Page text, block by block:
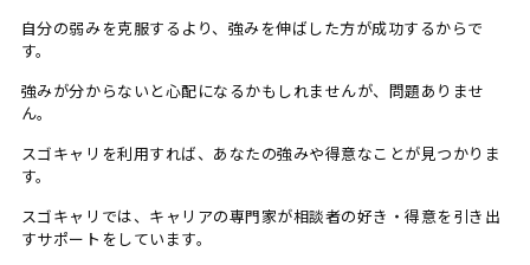
自分の弱みを克服するより、強みを伸ばした方が成功するからで
す。
強みが分からないと心配になるかもしれませんが、問題ありませ
ん。
スゴキャリを利用すれば、あなたの強みや得意なことが見つかりま
す。
スゴキャリでは、キャリアの専門家が相談者の好き・得意を引き出
すサポートをしています。